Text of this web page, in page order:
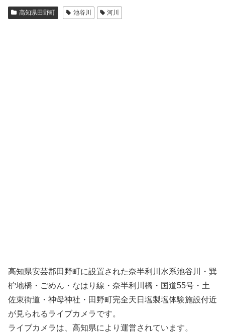
高知県田野町 池谷川 河川
高知県安芸郡田野町に設置された奈半利川水系池谷川・巽
枦地橋・ごめん・なはり線・奈半利川橋・国道55号・土
佐東街道・神母神社・田野町完全天日塩製塩体験施設付近
が見られるライブカメラです。
ライブカメラは、高知県により運営されています。